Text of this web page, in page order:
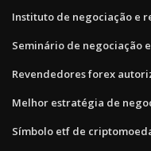
Instituto de negociação e
Seminário de negociação
Revendedores forex
Melhor estratégia de
Símbolo etf de